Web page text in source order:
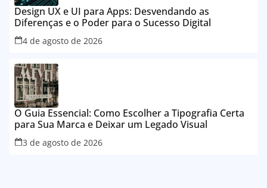
Design UX e UI para Apps: Desvendando as
Diferenças e o Poder para o Sucesso Digital
4 de agosto de 2026
O Guia Essencial: Como Escolher a Tipografia Certa
para Sua Marca e Deixar um Legado Visual
3 de agosto de 2026